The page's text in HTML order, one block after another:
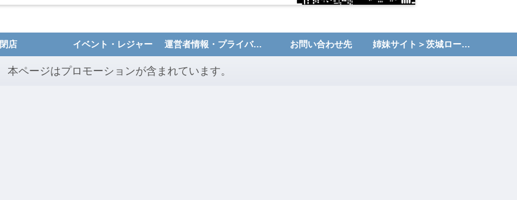
閉店 イベント・レジャー 運営者情報・プライバシーポリシー お問い合わせ先 姉妹サイト＞茨城ローカルNET
本ページはプロモーションが含まれています。